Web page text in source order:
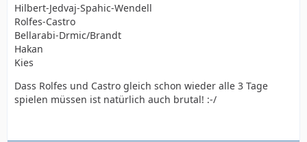
Hilbert-Jedvaj-Spahic-Wendell
Rolfes-Castro
Bellarabi-Drmic/Brandt
Hakan
Kies
Dass Rolfes und Castro gleich schon wieder alle 3 Tage
spielen müssen ist natürlich auch brutal! :-/